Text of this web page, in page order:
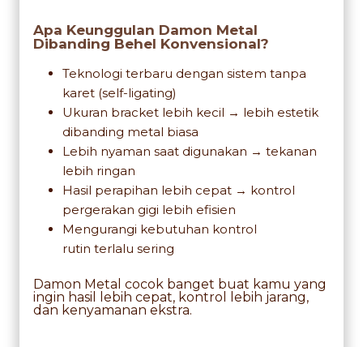
Apa Keunggulan Damon Metal
Dibanding Behel Konvensional?
Teknologi terbaru dengan sistem tanpa
karet (self-ligating)
Ukuran bracket lebih kecil → lebih estetik
dibanding metal biasa
Lebih nyaman saat digunakan → tekanan
lebih ringan
Hasil perapihan lebih cepat → kontrol
pergerakan gigi lebih efisien
Mengurangi kebutuhan kontrol
rutin terlalu sering
Damon Metal cocok banget buat kamu yang
ingin hasil lebih cepat, kontrol lebih jarang,
dan kenyamanan ekstra.